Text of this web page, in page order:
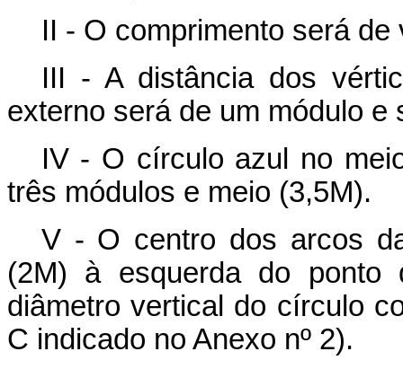
II - O comprimento será
III - A distância dos
externo será de um módulo e
IV - O círculo azul no
três módulos e meio (3,5M).
V - O centro dos arcos
(2M) à esquerda do ponto
diâmetro vertical do círculo
C indicado no Anexo nº 2).